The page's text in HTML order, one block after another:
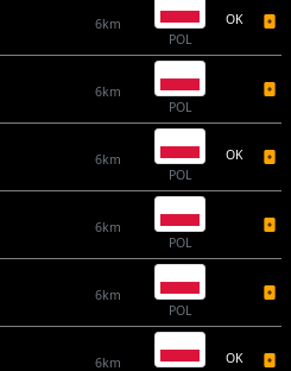
6km
POL
OK
6km
POL
6km
POL
OK
6km
POL
6km
POL
6km
OK